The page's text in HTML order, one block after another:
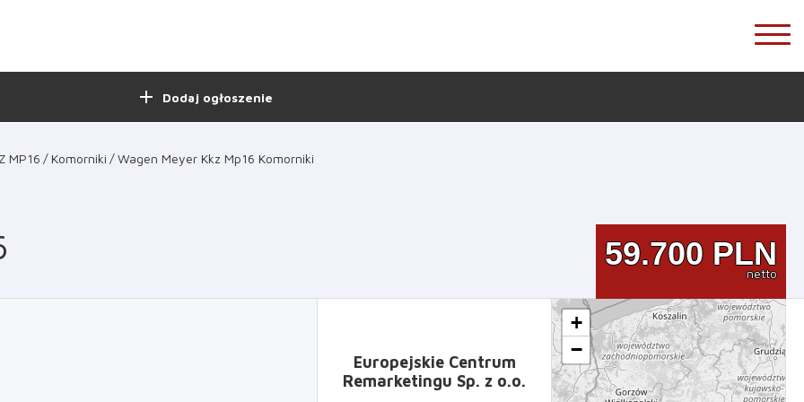
add Dodaj ogłoszenie
MP16 Komorniki Wagen Meyer Kkz Mp16 Komorniki
59.700 PLN
netto
Europejskie Centrum
Remarketingu Sp. z o.o.
+
−